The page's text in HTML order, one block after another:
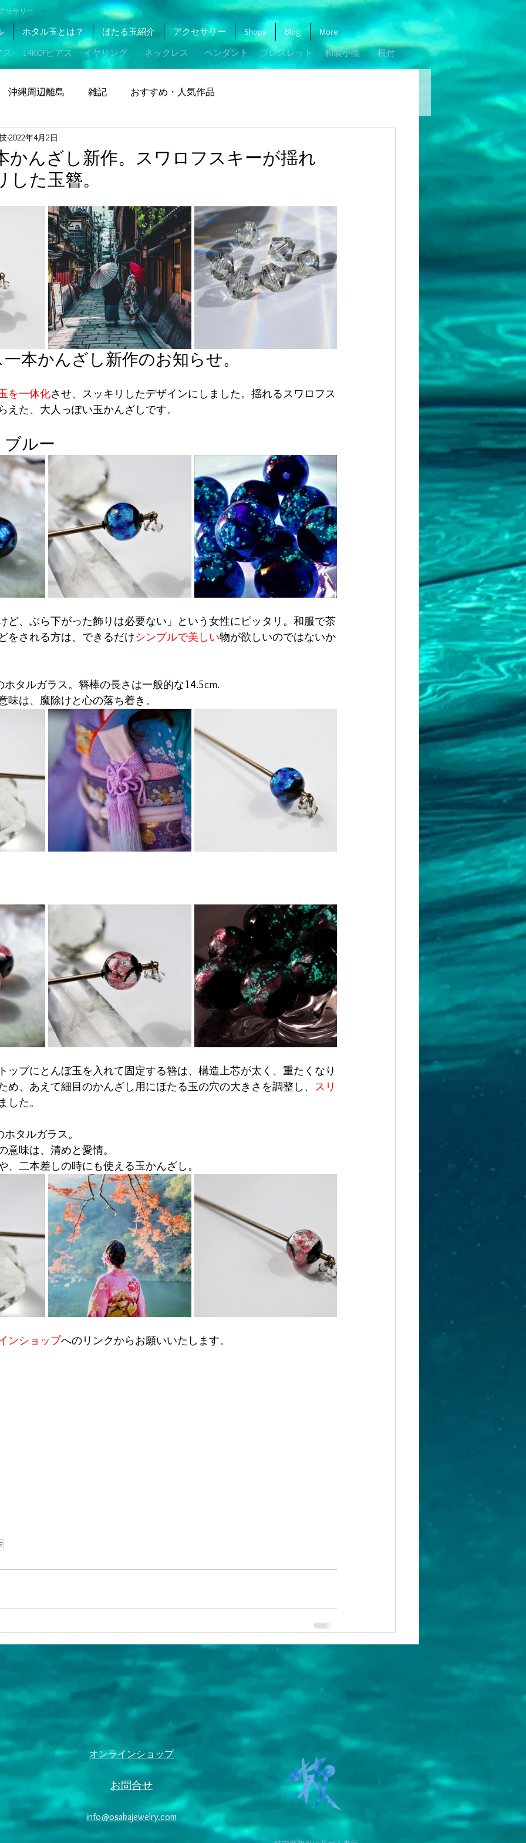
セサリー
ホタル玉とは？ ほたる玉紹介 アクセサリー Shops Blog
More
ス
14KGFピアス ​イヤリング ネックレス ペンダント ブレスレット 和装小物 根付
沖縄周辺離島 雑記 おすすめ・人気作品
かんざし新作。スワロフスキーが揺れ
た玉簪。
2022年4月2日
本かんざし新作のお知らせ。
を一体化させ、スッキリしたデザインにしました。揺れるスワロフス
えた、大人っぽい玉かんざしです。
ルー
ど、ぶら下がった飾りは必要ない」という女性にピッタリ。和服で茶
をされる方は、できるだけシンプルで美しい物が欲しいのではないか
ホタルガラス。簪棒の長さは一般的な14.5cm.
味は、魔除けと心の落ち着き。
ップにとんぼ玉を入れて固定する簪は、構造上芯が太く、重たくなり
め、あえて細目のかんざし用にほたる玉の穴の大きさを調整し、 スリ
した。
タルガラス。
意味は、清めと愛情。
、二本差しの時にも使える玉かんざし。
ンショップへのリンクからお願いいたします。
​オンラインショップ​
お問合せ
info@osakajewelry.com